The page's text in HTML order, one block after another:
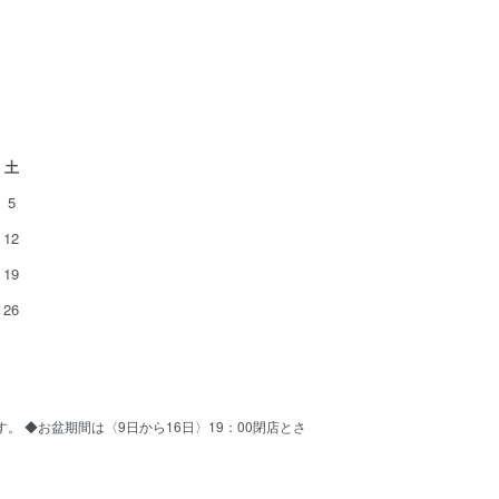
土
5
12
19
26
。 ◆お盆期間は〈9日から16日〉19：00閉店とさ